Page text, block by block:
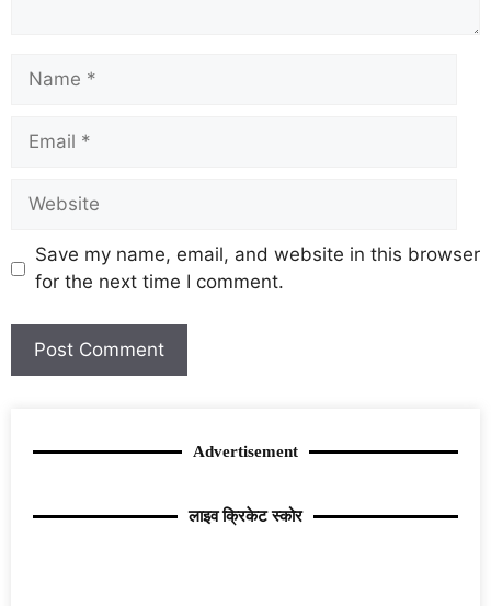
Save my name, email, and website in this browser
for the next time I comment.
Advertisement
लाइव क्रिकेट स्कोर